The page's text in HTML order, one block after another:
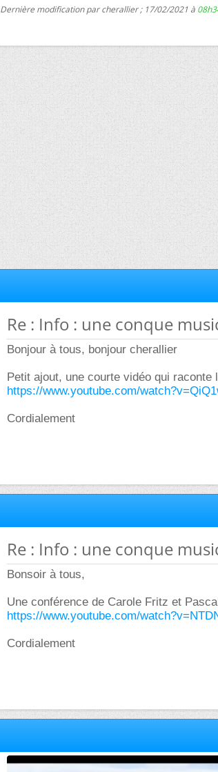
Dernière modification par cherallier ; 17/02/2021 à
Re : Info : une conque
Bonjour à tous, bonjour cherallier
Petit ajout, une courte vidéo qui
https://www.youtube.com/
Cordialement
Re : Info : une conque
Bonsoir à tous,
Une conférence de Carole Fritz et
https://www.youtube.com/
Cordialement